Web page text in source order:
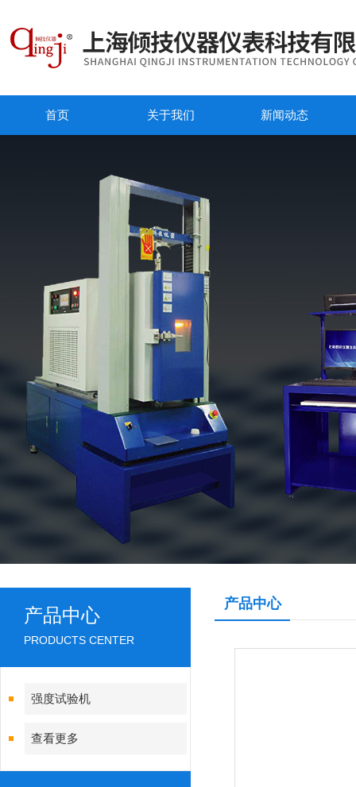
首页 关于我们 新闻动态
产品中心
PRODUCTS CENTER
强度试验机
查看更多
产品中心